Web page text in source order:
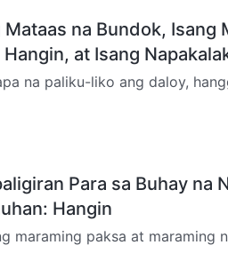
na Bundok, Isang
at Isang
na paliku-liko ang daloy,
Para sa Buhay na
Hangin
maraming paksa at maraming